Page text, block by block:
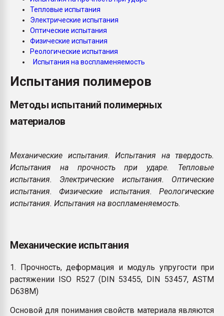
Тепловые испытания
Электрические испытания
Оптические испытания
Физические испытания
Реологические испытания
Испытания на воспламеняемость
Испытания полимеров
Методы испытаний полимерных
материалов
Механические испытания. Испытания на твердость.
Испытания на прочность при ударе. Тепловые
испытания. Электрические испытания. Оптические
испытания. Физические испытания. Реологические
испытания. Испытания на воспламеняемость.
Механические испытания
1. Прочность, деформация и модуль упругости при
растяжении ISO R527 (DIN 53455, DIN 53457, ASTM
D638M)
Основой для понимания свойств материала являются